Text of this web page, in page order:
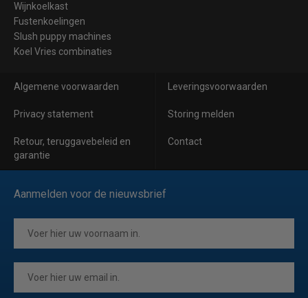
Wijnkoelkast
Fustenkoelingen
Slush puppy machines
Koel Vries combinaties
Algemene voorwaarden Leveringsvoorwaarden
Privacy statement Storing melden
Retour, teruggavebeleid en
garantie
Contact
Aanmelden voor de nieuwsbrief